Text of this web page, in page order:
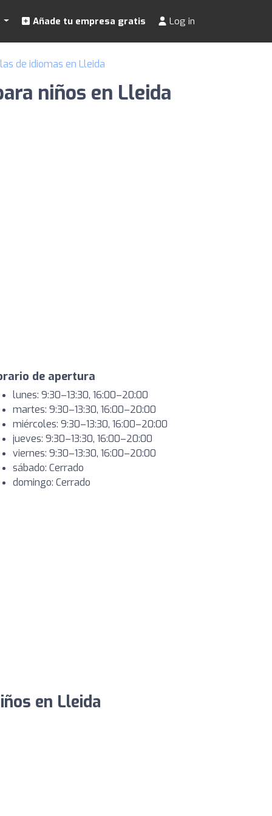
Añade tu empresa gratis Log in
de idiomas en Lleida
niños en Lleida
de apertura
lunes: 9:30–13:30, 16:00–20:00
martes: 9:30–13:30, 16:00–20:00
miércoles: 9:30–13:30, 16:00–20:00
jueves: 9:30–13:30, 16:00–20:00
viernes: 9:30–13:30, 16:00–20:00
sábado: Cerrado
domingo: Cerrado
en Lleida